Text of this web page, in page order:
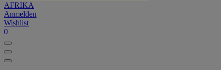
AFRIKA
Anmelden
Wishlist
0